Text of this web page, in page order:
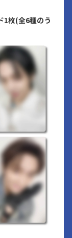
1枚(全6種のう